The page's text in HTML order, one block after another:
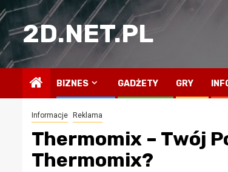
Przejdź
do
treści2D.NET.PL
BIZNES GADŻETY GRY
Informacje Reklama
Thermomix – Twój
Thermomix?